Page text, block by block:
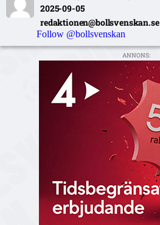
2025-09-05
redaktionen@bollsvenskan.se
Follow @bollsvenskan
ANNONS: